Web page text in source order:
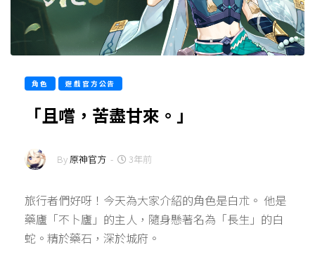
角色 遊戲官方公告
「且嚐，苦盡甘來。」
By原神官方 - 3年前
旅行者們好呀！今天為大家介紹的角色是白朮。 他是
藥廬「不卜廬」的主人，隨身懸著名為「長生」的白
蛇。精於藥石，深於城府。